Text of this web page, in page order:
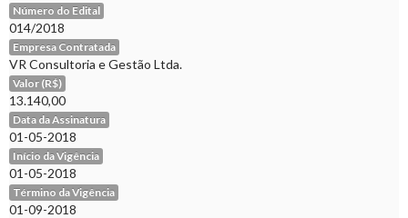
Número do Edital
014/2018
Empresa Contratada
VR Consultoria e Gestão Ltda.
Valor (R$)
13.140,00
Data da Assinatura
01-05-2018
Início da Vigência
01-05-2018
Término da Vigência
01-09-2018